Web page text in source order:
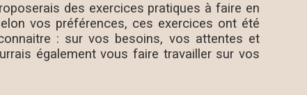
des exercices pratiques à faire en
vos préférences, ces exercices ont été
: sur vos besoins, vos attentes et
également vous faire travailler sur vos